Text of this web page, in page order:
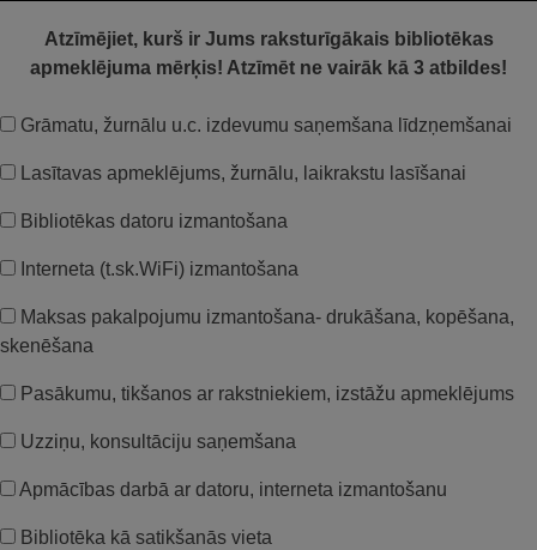
Atzīmējiet, kurš ir Jums raksturīgākais bibliotēkas
apmeklējuma mērķis! Atzīmēt ne vairāk kā 3 atbildes!
Grāmatu, žurnālu u.c. izdevumu saņemšana līdzņemšanai
Lasītavas apmeklējums, žurnālu, laikrakstu lasīšanai
Bibliotēkas datoru izmantošana
Interneta (t.sk.WiFi) izmantošana
Maksas pakalpojumu izmantošana- drukāšana, kopēšana,
skenēšana
Pasākumu, tikšanos ar rakstniekiem, izstāžu apmeklējums
Uzziņu, konsultāciju saņemšana
Apmācības darbā ar datoru, interneta izmantošanu
Bibliotēka kā satikšanās vieta